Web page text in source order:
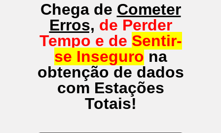
Chega de Cometer
Erros, de Perder
Tempo e de Sentir-
se Inseguro na
obtenção de dados
com Estações
Totais!